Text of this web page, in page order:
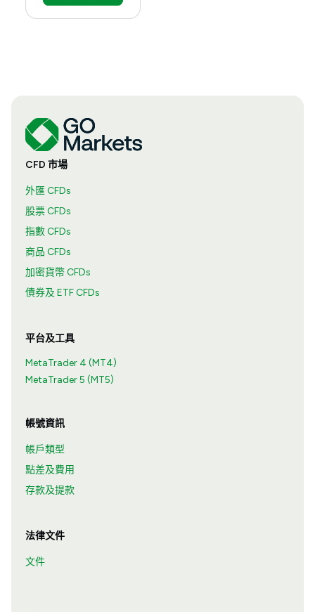
CFD 市場
外匯 CFDs
股票 CFDs
指數 CFDs
商品 CFDs
加密貨幣 CFDs
債券及 ETF CFDs
平台及工具
MetaTrader 4 (MT4)
MetaTrader 5 (MT5)
帳號資訊
帳戶類型
點差及費用
存款及提款
法律文件
文件